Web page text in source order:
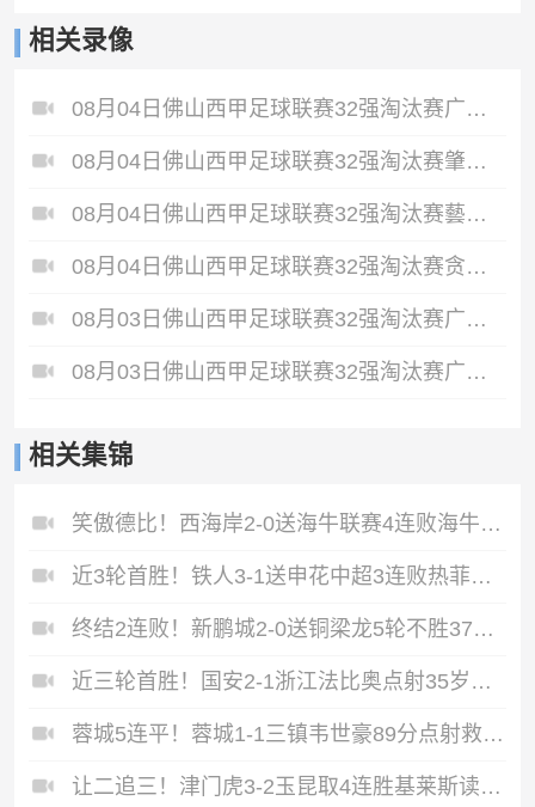
相关录像
08月04日佛山西甲足球联赛32强淘汰赛广东西南建设VS香港圣徒全场录像
08月04日佛山西甲足球联赛32强淘汰赛肇庆恒骏成VS三七互娱全场录像
08月04日佛山西甲足球联赛32强淘汰赛藝品高國際VS湛江狂狼·粵辉能源全场录像
08月04日佛山西甲足球联赛32强淘汰赛贪玩游戏VS美的薪火全场录像
08月03日佛山西甲足球联赛32强淘汰赛广州求信VS顺德新青年全场录像
08月03日佛山西甲足球联赛32强淘汰赛广州蜀地红VS广州戴拿模全场录像
相关集锦
笑傲德比！西海岸2-0送海牛联赛4连败海牛仍垫底西海岸升至第二
近3轮首胜！铁人3-1送申花中超3连败热菲尼奥双响邦本宜裕传射
终结2连败！新鹏城2-0送铜梁龙5轮不胜37岁姜至鹏破门韦斯利建功
近三轮首胜！国安2-1浙江法比奥点射35岁张稀哲制胜王钰栋送助攻
蓉城5连平！蓉城1-1三镇韦世豪89分点射救主费利佩造点李昂破门
让二追三！津门虎3-2玉昆取4连胜基莱斯读秒绝杀萨尔瓦多破门